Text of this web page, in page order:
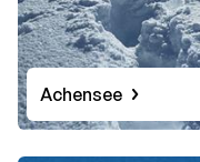
Achensee